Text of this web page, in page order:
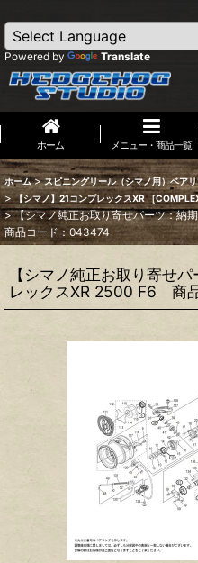
Powered by Translate
ホーム メニュー・商品一覧
ホーム > スピニングリール（シマノ用）ベア
> 【シマノ】21コンプレックスXR ［
> 【シマノ純正お取り寄せパーツ：
商品コード：043474
【シマノ純正お取り寄せ
レックスXR 2500 F6 商